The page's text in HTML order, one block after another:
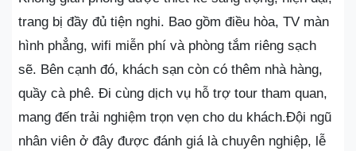
trang bị đầy đủ tiện nghi. Bao gồm điều hòa, TV màn
hình phẳng, wifi miễn phí và phòng tắm riêng sạch
sẽ. Bên cạnh đó, khách sạn còn có thêm nhà hàng,
quầy cà phê. Đi cùng dịch vụ hỗ trợ tour tham quan,
mang đến trải nghiệm trọn vẹn cho du khách.Đội ngũ
nhân viên ở đây được đánh giá là chuyên nghiệp, lễ